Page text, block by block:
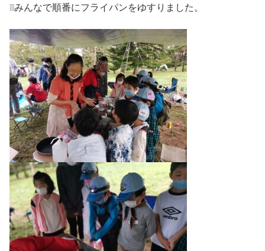
❕❕みんなで順番にフライパンをゆすりました。